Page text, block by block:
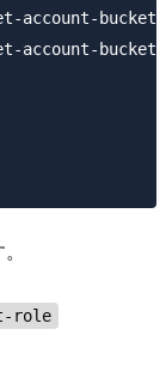
account-
account-
role